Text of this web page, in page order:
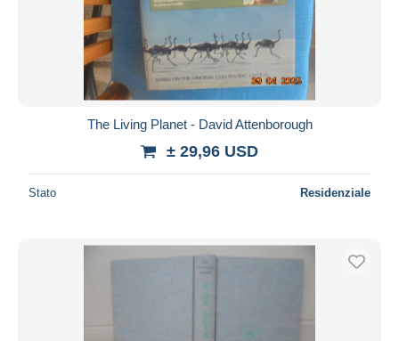
The Living Planet - David Attenborough
± 29,96 USD
Stato Residenziale